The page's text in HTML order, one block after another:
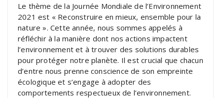
Le thème de la Journée Mondiale de l’Environnement
2021 est « Reconstruire en mieux, ensemble pour la
nature ». Cette année, nous sommes appelés à
réfléchir à la manière dont nos actions impactent
l’environnement et à trouver des solutions durables
pour protéger notre planète. Il est crucial que chacun
d’entre nous prenne conscience de son empreinte
écologique et s’engage à adopter des
comportements respectueux de l’environnement.